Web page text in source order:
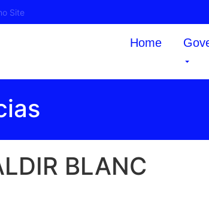
Home
BLANC